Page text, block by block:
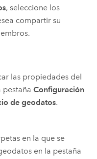
, seleccione los
compartir su
las propiedades del
pestaña Configuración
de geodatos.
en la que se
en la pestaña